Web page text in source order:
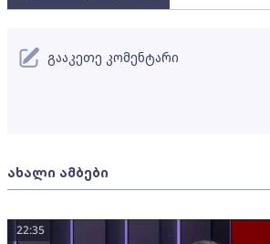
ახალი ამბები
22:35
გააკეთე კომენტარი